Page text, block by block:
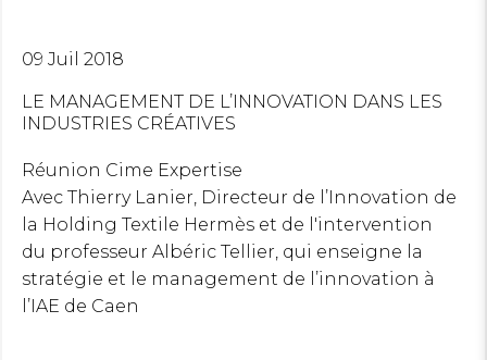
09 Juil 2018
LE MANAGEMENT DE L’INNOVATION DANS LES
INDUSTRIES CRÉATIVES
Réunion Cime Expertise
Avec Thierry Lanier, Directeur de l’Innovation de
la Holding Textile Hermès et de l'intervention
du professeur Albéric Tellier, qui enseigne la
stratégie et le management de l’innovation à
l’IAE de Caen